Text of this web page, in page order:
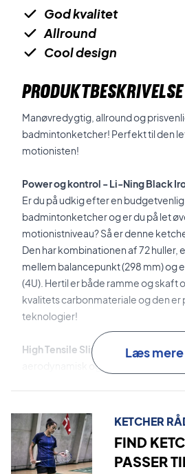
God kvalitet
Allround
Cool design
PRODUKTBESKRIVELSE
Manøvredygtig, allround og
badmintonketcher! Perfekt til den
motionisten!
Power og kontrol - Li-Ning Black
Er du på udkig efter en
badmintonketcher og er du på let
motionistniveau? Så er denne
Den har kombinationen af 72 huller,
mellem balancepunkt (298 mm)og
(4U). Hertil er både ramme og skaft
kvalitets carbonmateriale og den
teknologier!
High Tensile Slim Shafter det tynde
aerodynamisk og sikrer gode
UHB Shafter det unikke "flex point"
kraften i dine smash.
Dynamic-Optimum Frameer
Læs mere
KETCHER
FIND
PASSER